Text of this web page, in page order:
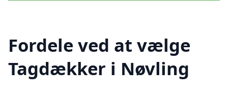
Fordele ved at vælge
Tagdækker i Nøvling